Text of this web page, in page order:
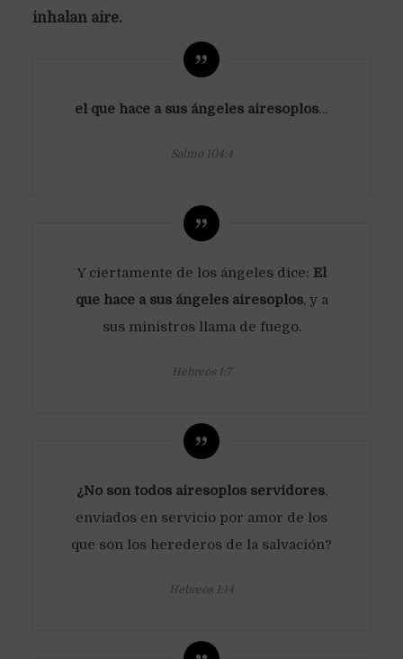
inhalan aire.
el que hace a sus ángeles airesoplos…
Salmo 104:4
Y ciertamente de los ángeles dice: El
que hace a sus ángeles airesoplos, y a
sus ministros llama de fuego.
Hebreos 1:7
¿No son todos airesoplos servidores,
enviados en servicio por amor de los
que son los herederos de la salvación?
Hebreos 1:14